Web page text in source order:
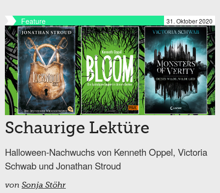
Feature 31. Oktober 2020
Schaurige Lektüre
Halloween-Nachwuchs von Kenneth Oppel, Victoria
Schwab und Jonathan Stroud
von Sonja Stöhr